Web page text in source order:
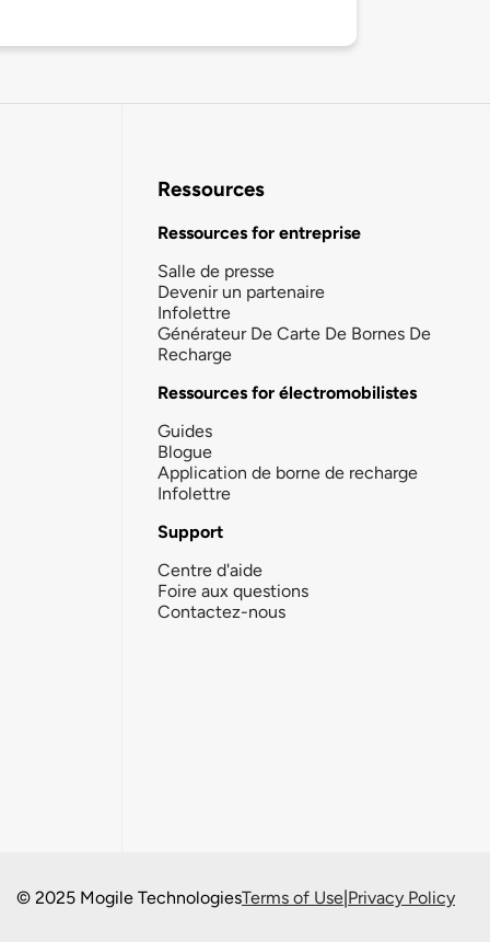
Ressources
Ressources for entreprise
Salle de presse
Devenir un partenaire
Infolettre
Générateur De Carte De Bornes De
Recharge
Ressources for électromobilistes
Guides
Blogue
Application de borne de recharge
Infolettre
Support
Centre d'aide
Foire aux questions
Contactez-nous
© 2025 Mogile TechnologiesTerms of Use|Privacy Policy